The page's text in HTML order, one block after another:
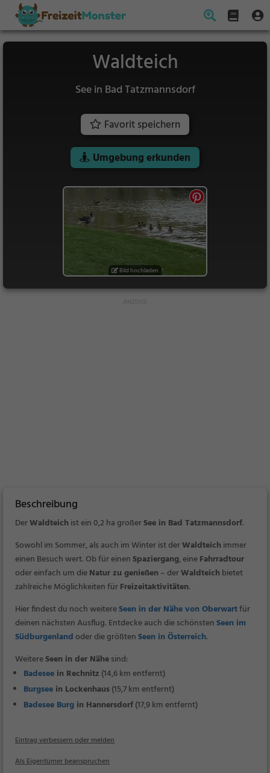
Waldteich
See in Bad Tatzmannsdorf
Favorit speichern
Umgebung erkunden
Bild hochladen
Beschreibung
DerWaldteich ist ein0,2 ha großerSee in Bad Tatzmannsdorf.
Sowohl im Sommer, als auch im Winter ist derWaldteich immer
einen Besuch wert. Ob für einenSpaziergang, eineFahrradtour
oder einfach um dieNatur zu genießen – derWaldteich bietet
zahlreiche Möglichkeiten fürFreizeitaktivitäten.
Hier findest du noch weitereSeen in der Nähe von Oberwartfür
deinen nächsten Ausflug. Entdecke auch die schönstenSeen im
Südburgenlandoder die größtenSeen in Österreich.
WeitereSeen in der Nähesind:
Badesee in Rechnitz (14,6 km entfernt)
Burgsee in Lockenhaus(15,7 km entfernt)
Badesee Burg in Hannersdorf(17,9 km entfernt)
Eintrag verbessern oder melden
Als Eigentümer beanspruchen